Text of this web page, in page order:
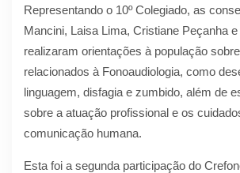
Representando o 10º Colegiado, as
Mancini, Laisa Lima, Cristiane Peçanha
realizaram orientações à população
relacionados à Fonoaudiologia, como
linguagem, disfagia e zumbido, além de
sobre a atuação profissional e os
comunicação humana.
Esta foi a segunda participação do